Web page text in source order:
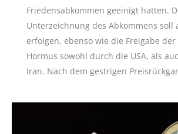
Friedensabkommen geeinigt hatten.
Unterzeichnung des Abkommens soll
erfolgen, ebenso wie die Freigabe der
Hormus sowohl durch die USA, als
Iran. Nach dem gestrigen